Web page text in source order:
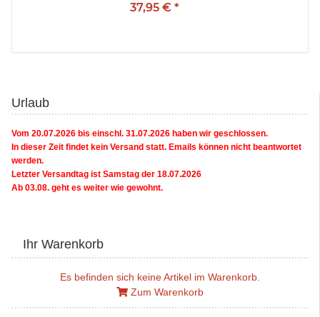
37,95 € *
Urlaub
Vom 20.07.2026 bis einschl. 31.07.2026 haben wir geschlossen.
In dieser Zeit findet kein Versand statt. Emails können nicht beantwortet
werden.
Letzter Versandtag ist Samstag der 18.07.2026
Ab 03.08. geht es weiter wie gewohnt.
Ihr Warenkorb
Es befinden sich keine Artikel im Warenkorb.
Zum Warenkorb